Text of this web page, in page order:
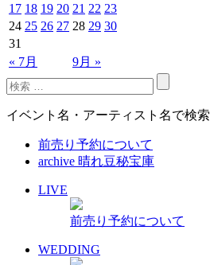
« 7月 9月 »
17 18 19 20 21 22 23
24 25 26 27 28 29 30
31
イベント名・アーティスト名で検索
前売り予約について
archive 晴れ豆秘宝庫
LIVE
前売り予約について
WEDDING